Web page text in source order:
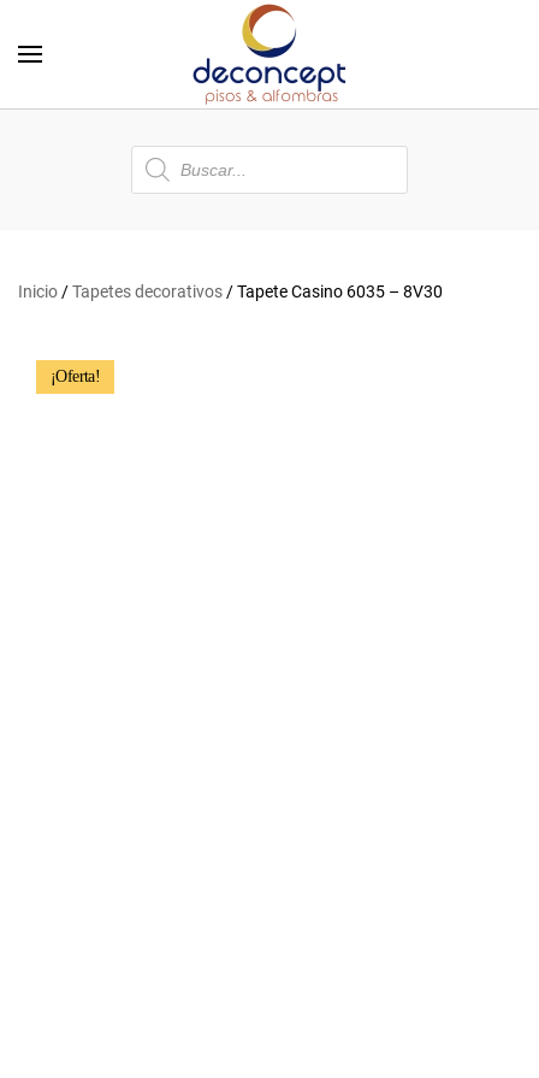
Skip to main content
Búsqueda
de
productos
Inicio /Tapetes decorativos / Tapete Casino 6035 – 8V30
¡Oferta!